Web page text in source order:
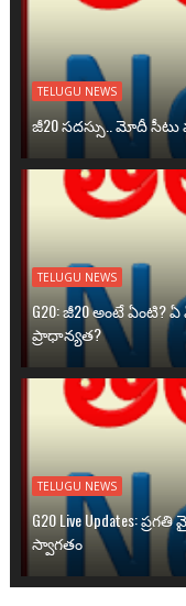
TELUGU NEWS
జీ20 సదస్సు.. మోదీ సీటు
TELUGU NEWS
G20: జీ20 అంటే ఏంటి?
ప్రాధాన్యత?
TELUGU NEWS
G20 Live Updates:
స్వాగతం